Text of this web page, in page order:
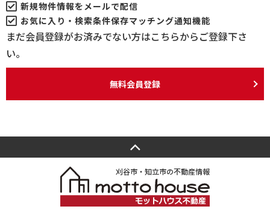
新規物件情報をメールで配信
お気に入り・検索条件保存マッチング通知機能
まだ会員登録がお済みでない方はこちらからご登録下さ
い。
無料会員登録
刈谷市・知立市の不動産情報